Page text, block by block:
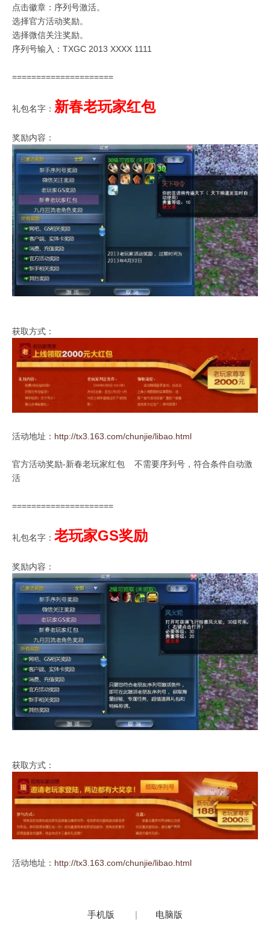
点击徽章：序列号激活。
选择官方活动奖励。
选择微信关注奖励。
序列号输入：TXGC 2013 XXXX 1111
=====================
礼包名字： 新春老玩家红包
奖励内容：
获取方式：
活动地址： http://tx3.163.com/chunjie/libao.html
官方活动奖励-新春老玩家红包 不需要序列号，符合条件自动激
活
=====================
礼包名字： 老玩家GS奖励
奖励内容：
获取方式：
活动地址： http://tx3.163.com/chunjie/libao.html
手机版 | 电脑版